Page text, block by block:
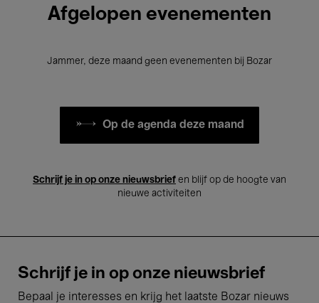
Afgelopen evenementen
Jammer, deze maand geen evenementen bij Bozar
Op de agenda deze maand
Schrijf je in op onze nieuwsbrief en blijf op de hoogte van
nieuwe activiteiten
Schrijf je in op onze nieuwsbrief
Bepaal je interesses en krijg het laatste Bozar nieuws